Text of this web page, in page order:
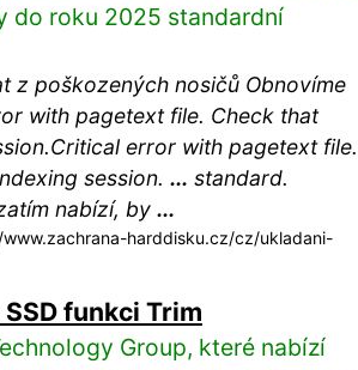
do roku 2025 standardní
z poškozených nosičů Obnovíme
with pagetext file. Check that
error with pagetext file.
session. ... standard.
nabízí, by ...
harddisku.cz/cz/ukladani-
funkci Trim
Group, které nabízí